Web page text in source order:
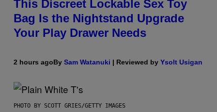
This Discreet Lockable Sex Toy
Bag Is the Nightstand Upgrade
Your Play Drawer Needs
2 hours agoBy Sam Watanuki | Reviewed by Ysolt Usigan
PHOTO BY SCOTT GRIES/GETTY IMAGES